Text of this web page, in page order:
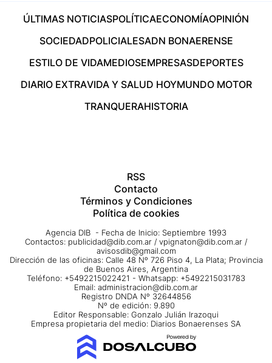
ÚLTIMAS NOTICIASPOLÍTICAECONOMÍAOPINIÓN
SOCIEDADPOLICIALESADN BONAERENSE
ESTILO DE VIDAMEDIOSEMPRESASDEPORTES
DIARIO EXTRAVIDA Y SALUD HOYMUNDO MOTOR
TRANQUERAHISTORIA
RSS
Contacto
Términos y Condiciones
Política de cookies
Agencia DIB - Fecha de Inicio: Septiembre 1993
Contactos: publicidad@dib.com.ar / vpignaton@dib.com.ar /
avisosdib@gmail.com
Dirección de las oficinas: Calle 48 Nº 726 Piso 4, La Plata; Provincia
de Buenos Aires, Argentina
Teléfono: +5492215022421 - Whatsapp: +5492215031783
Email: administracion@dib.com.ar
Registro DNDA Nº 32644856
Nº de edición: 9.890
Editor Responsable: Gonzalo Julián Irazoqui
Empresa propietaria del medio: Diarios Bonaerenses SA